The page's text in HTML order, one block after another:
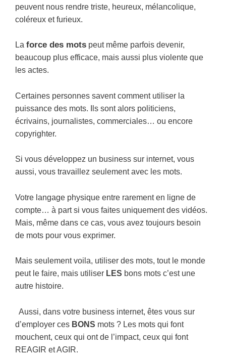
peuvent nous rendre triste, heureux, mélancolique,
coléreux et furieux.
La force des mots peut même parfois devenir,
beaucoup plus efficace, mais aussi plus violente que
les actes.
Certaines personnes savent comment utiliser la
puissance des mots. Ils sont alors politiciens,
écrivains, journalistes, commerciales… ou encore
copyrighter.
Si vous développez un business sur internet, vous
aussi, vous travaillez seulement avec les mots.
Votre langage physique entre rarement en ligne de
compte… à part si vous faites uniquement des vidéos.
Mais, même dans ce cas, vous avez toujours besoin
de mots pour vous exprimer.
Mais seulement voila, utiliser des mots, tout le monde
peut le faire, mais utiliser LES bons mots c’est une
autre histoire.
Aussi, dans votre business internet, êtes vous sur
d’employer ces BONS mots ? Les mots qui font
mouchent, ceux qui ont de l’impact, ceux qui font
REAGIR et AGIR.